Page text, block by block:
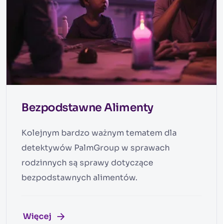
Bezpodstawne Alimenty
Kolejnym bardzo ważnym tematem dla
detektywów PalmGroup w sprawach
rodzinnych są sprawy dotyczące
bezpodstawnych alimentów.
Więcej